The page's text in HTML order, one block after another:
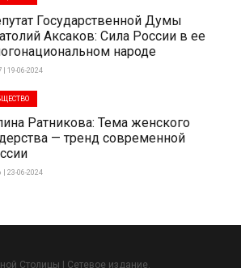
Государственной Думы
Аксаков: Сила России в ее
народе
| 19-06-2024
Ратникова: Тема женского
— тренд современной
| 23-06-2024
Столицы | Сетевое издание.